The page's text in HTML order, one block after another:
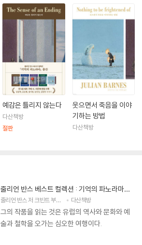
예감은 틀리지 않는다
다산책방
절판
웃으면서 죽음을 이야
기하는 방법
다산책방
줄리언 반스 베스트 컬렉션 : 기억의 파노라마
세트
줄리언 반스저크빈트 부흐홀츠 그림최세희
다산책방
그의 작품을 읽는 것은 유럽의 역사와 문화와 예
술과 철학을 오가는 심오한 여행이다.